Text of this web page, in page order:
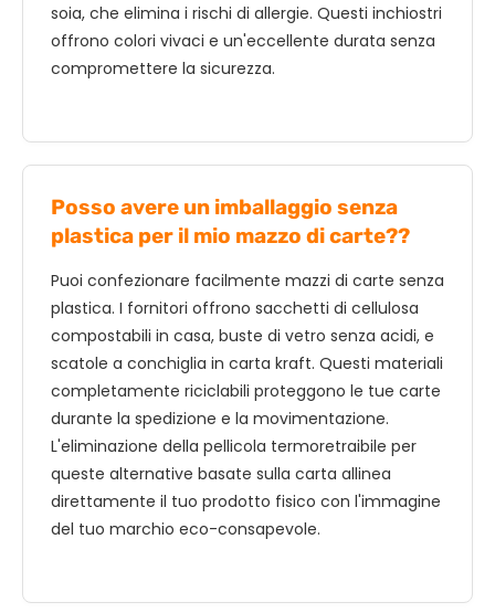
soia, che elimina i rischi di allergie. Questi inchiostri
offrono colori vivaci e un'eccellente durata senza
compromettere la sicurezza.
Posso avere un imballaggio senza
plastica per il mio mazzo di carte??
Puoi confezionare facilmente mazzi di carte senza
plastica. I fornitori offrono sacchetti di cellulosa
compostabili in casa, buste di vetro senza acidi, e
scatole a conchiglia in carta kraft. Questi materiali
completamente riciclabili proteggono le tue carte
durante la spedizione e la movimentazione.
L'eliminazione della pellicola termoretraibile per
queste alternative basate sulla carta allinea
direttamente il tuo prodotto fisico con l'immagine
del tuo marchio eco-consapevole.